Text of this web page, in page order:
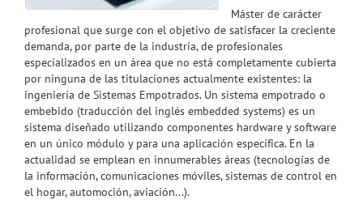
Máster de carácter
profesional que surge con el objetivo de satisfacer la creciente
demanda, por parte de la industria, de profesionales
especializados en un área que no está completamente cubierta
por ninguna de las titulaciones actualmente existentes: la
ingeniería de Sistemas Empotrados. Un sistema empotrado o
embebido (traducción del inglés embedded systems) es un
sistema diseñado utilizando componentes hardware y software
en un único módulo y para una aplicación específica. En la
actualidad se emplean en innumerables áreas (tecnologías de
la información, comunicaciones móviles, sistemas de control en
el hogar, automoción, aviación...).